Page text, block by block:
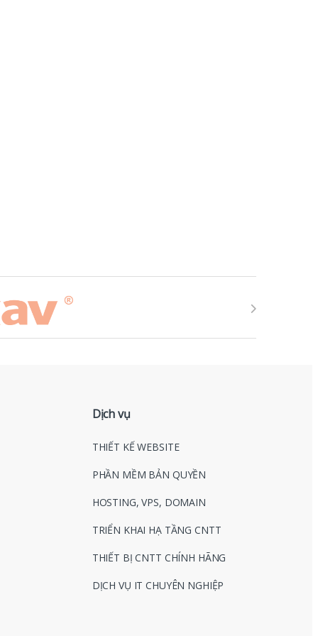
Dịch vụ
THIẾT KẾ WEBSITE
PHẦN MỀM BẢN QUYỀN
HOSTING, VPS, DOMAIN
TRIỂN KHAI HẠ TẦNG CNTT
THIẾT BỊ CNTT CHÍNH HÃNG
DỊCH VỤ IT CHUYÊN NGHIỆP